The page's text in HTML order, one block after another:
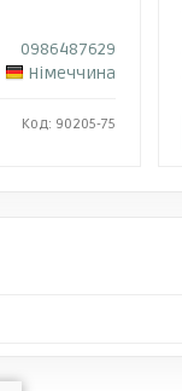
0986487629
Німеччина
Код: 90205-75